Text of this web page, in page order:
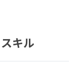
キル